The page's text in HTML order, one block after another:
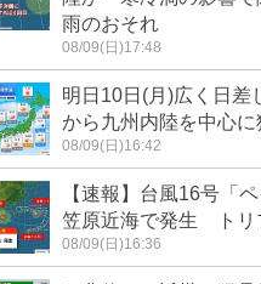
雨のおそれ
08/09(日)17:48
明日10日(月)広く日
から九州内陸を中心に
08/09(日)16:42
【速報】台風16号「
笠原近海で発生 トリ
08/09(日)16:36